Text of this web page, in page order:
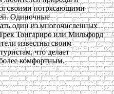
своими потрясающими
Одиночные
один из многочисленных
Тонгариро или Мильфорд
известны своим
что делает
комфортным.